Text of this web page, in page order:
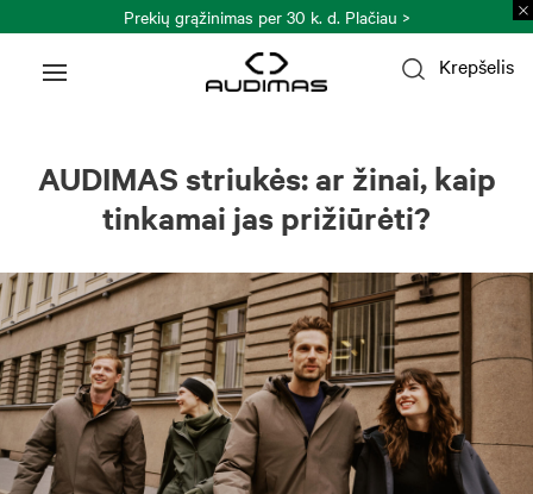
Prekių grąžinimas per 30 k. d. Plačiau >
Krepšelis
AUDIMAS striukės: ar žinai, kaip
tinkamai jas prižiūrėti?